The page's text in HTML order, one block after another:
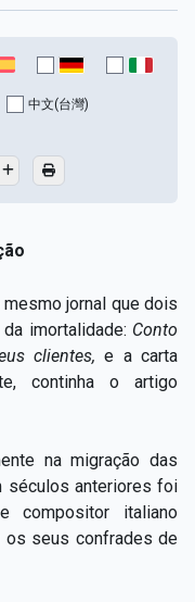
中文(台灣)
mesmo jornal que dois
imortalidade: Conto
clientes,e a carta
continha o artigo
na migração das
séculos anteriores foi
compositor italiano
os seus confrades de